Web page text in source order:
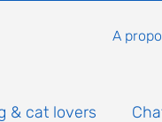
A
& cat lovers